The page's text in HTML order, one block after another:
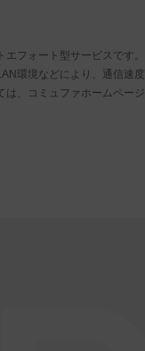
フォート型サービスです
環境などにより、通信速
、コミュファホームペー